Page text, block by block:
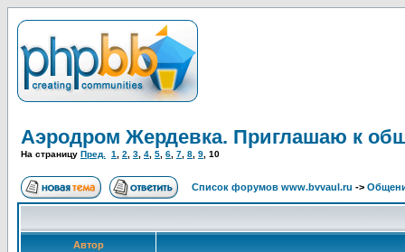
Аэродром Жердевка. Приглашаю к
На страницу Пред. 1 2 3 4 5 6 7 8 9 10
Список форумов www.bvvaul.ru ->
Автор